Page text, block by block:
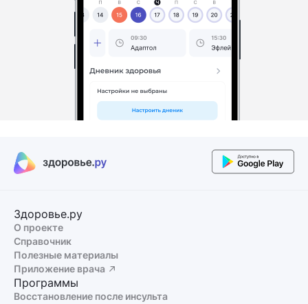
Здоровье.ру
О проекте
Справочник
Полезные материалы
Приложение врача
Программы
Восстановление после инсульта